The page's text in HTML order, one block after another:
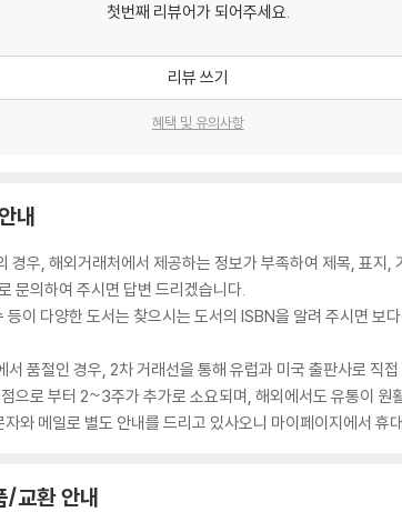
첫번째 리뷰어가 되어주세요.
리뷰 쓰기
혜택 및 유의사항
내
경우, 해외거래처에서 제공하는 정보가 부족하여 제목, 표지
문의하여 주시면 답변 드리겠습니다.
등이 다양한 도서는 찾으시는 도서의 ISBN을 알려 주시면 보
서 품절인 경우, 2차 거래선을 통해 유럽과 미국 출판사로 직
으로 부터 2~3주가 추가로 소요되며, 해외에서도 유통이 원
자와 메일로 별도 안내를 드리고 있사오니 마이페이지에서
/교환 안내